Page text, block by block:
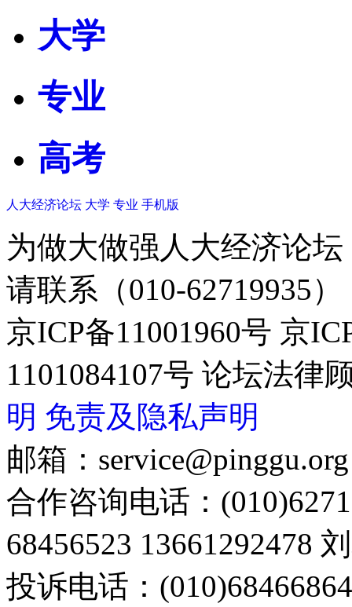
大学
专业
高考
人大经济论坛 大学 专业 手机版
为做大做强人大经济论
请联系（010-62719935）
京ICP备11001960号 京
1101084107号 论坛法律
明 免责及隐私声明
邮箱：service@pinggu.org
合作咨询电话：
68456523 13661292478
投诉电话：